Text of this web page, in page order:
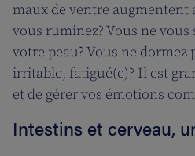
maux de ventre augmentent
vous ruminez? Vous ne vous
votre peau? Vous ne dormez
irritable, fatigué(e)? Il est
et de gérer vos émotions
Intestins et cerveau,